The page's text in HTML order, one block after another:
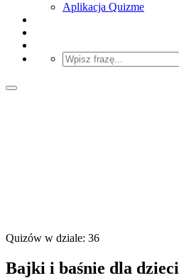
Aplikacja Quizme
Quizów w dziale: 36
Bajki i baśnie dla dzieci